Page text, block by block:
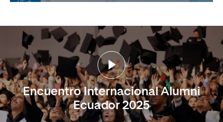
Encuentro Internacional Alumni
Ecuador 2025